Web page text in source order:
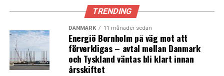
TRENDING
DANMARK 11 månader sedan
Energiö Bornholm på väg mot att
förverkligas – avtal mellan Danmark
och Tyskland väntas bli klart innan
årsskiftet